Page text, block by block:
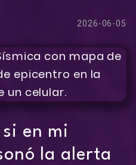
2026-06-05
en mi
la alerta